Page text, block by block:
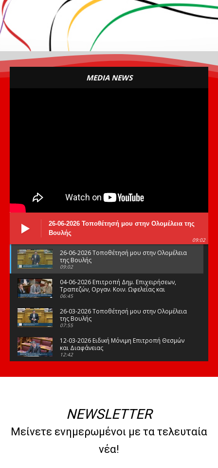
MEDIA NEWS
26-06-2026 Τοποθέτησή μου στην Ολομέλεια της
Βουλής
09:02
26-06-2026 Τοποθέτησή μου στην Ολομέλεια
της Βουλής
09:02
04-06-2026 Επιτροπή Δημ. Επιχειρήσεων,
Τραπεζών, Οργαν. Κοιν. Ωφελείας και
Φορέων Κοινων. Ασφάλισης
06:45
26-03-2026 Τοποθέτησή μου στην Ολομέλεια
της Βουλής
07:55
12-03-2026 Ειδική Μόνιμη Επιτροπή Θεσμών
και Διαφάνειας
12:42
της Βουλής
08:47
10-02-2026 Διαρκής Επιτροπή Μορφωτικών
Υποθέσεων
NEWSLETTER
Μείνετε ενημερωμένοι με τα τελευταία
νέα!